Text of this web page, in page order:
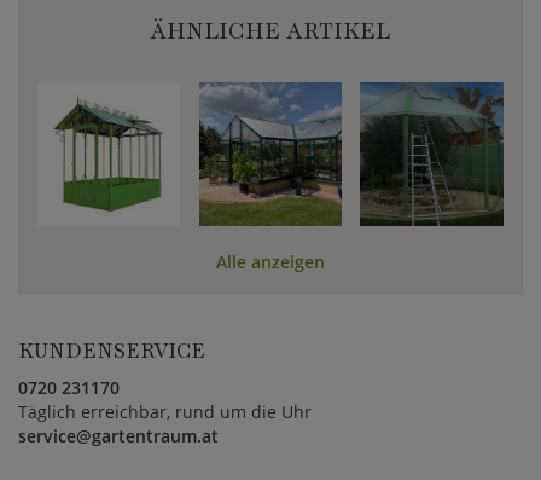
ÄHNLICHE ARTIKEL
Alle anzeigen
KUNDENSERVICE
0720 231170
Täglich erreichbar, rund um die Uhr
service@gartentraum.at